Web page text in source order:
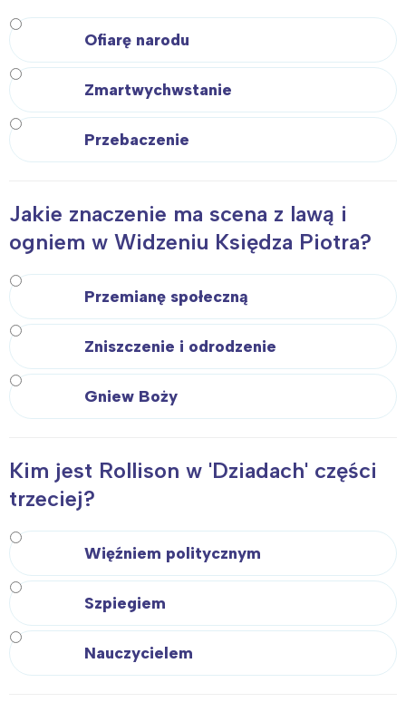
Ofiarę narodu
Zmartwychwstanie
Przebaczenie
Jakie znaczenie ma scena z lawą i
ogniem w Widzeniu Księdza Piotra?
Przemianę społeczną
Zniszczenie i odrodzenie
Gniew Boży
Kim jest Rollison w 'Dziadach' części
trzeciej?
Więźniem politycznym
Szpiegiem
Nauczycielem